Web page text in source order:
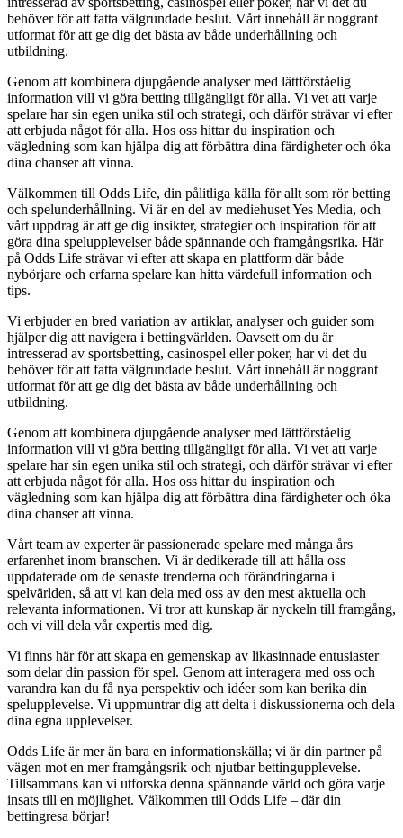
behöver för att fatta välgrundade beslut. Vårt innehåll är noggrant
utformat för att ge dig det bästa av både underhållning och
utbildning.
Genom att kombinera djupgående analyser med lättförståelig
information vill vi göra betting tillgängligt för alla. Vi vet att varje
spelare har sin egen unika stil och strategi, och därför strävar vi efter
att erbjuda något för alla. Hos oss hittar du inspiration och
vägledning som kan hjälpa dig att förbättra dina färdigheter och öka
dina chanser att vinna.
Välkommen till Odds Life, din pålitliga källa för allt som rör betting
och spelunderhållning. Vi är en del av mediehuset Yes Media, och
vårt uppdrag är att ge dig insikter, strategier och inspiration för att
göra dina spelupplevelser både spännande och framgångsrika. Här
på Odds Life strävar vi efter att skapa en plattform där både
nybörjare och erfarna spelare kan hitta värdefull information och
tips.
Vi erbjuder en bred variation av artiklar, analyser och guider som
hjälper dig att navigera i bettingvärlden. Oavsett om du är
intresserad av sportsbetting, casinospel eller poker, har vi det du
behöver för att fatta välgrundade beslut. Vårt innehåll är noggrant
utformat för att ge dig det bästa av både underhållning och
utbildning.
Genom att kombinera djupgående analyser med lättförståelig
information vill vi göra betting tillgängligt för alla. Vi vet att varje
spelare har sin egen unika stil och strategi, och därför strävar vi efter
att erbjuda något för alla. Hos oss hittar du inspiration och
vägledning som kan hjälpa dig att förbättra dina färdigheter och öka
dina chanser att vinna.
Vårt team av experter är passionerade spelare med många års
erfarenhet inom branschen. Vi är dedikerade till att hålla oss
uppdaterade om de senaste trenderna och förändringarna i
spelvärlden, så att vi kan dela med oss av den mest aktuella och
relevanta informationen. Vi tror att kunskap är nyckeln till framgång,
och vi vill dela vår expertis med dig.
Vi finns här för att skapa en gemenskap av likasinnade entusiaster
som delar din passion för spel. Genom att interagera med oss och
varandra kan du få nya perspektiv och idéer som kan berika din
spelupplevelse. Vi uppmuntrar dig att delta i diskussionerna och dela
dina egna upplevelser.
Odds Life är mer än bara en informationskälla; vi är din partner på
vägen mot en mer framgångsrik och njutbar bettingupplevelse.
Tillsammans kan vi utforska denna spännande värld och göra varje
insats till en möjlighet. Välkommen till Odds Life – där din
bettingresa börjar!